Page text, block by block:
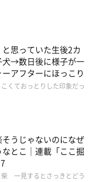
と思っていた生後2カ
犬→数日後に様子が一
アフターにほっこり
くておっとりした印象だっ
うじゃないのになぜ
とこ｜連載「ここ掘
柴 一見するとさっきとどう